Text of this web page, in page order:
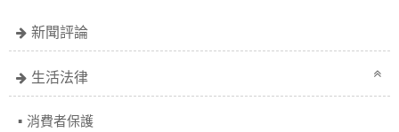
新聞評論
生活法律
消費者保護